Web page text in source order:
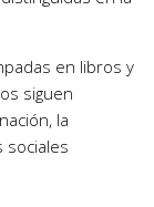
en libros y
siguen
la
sociales